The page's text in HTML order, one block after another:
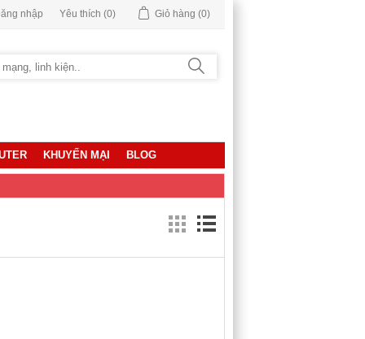
nhập Yêu thích (0) Giỏ hàng (0)
KHUYẾN MẠI BLOG